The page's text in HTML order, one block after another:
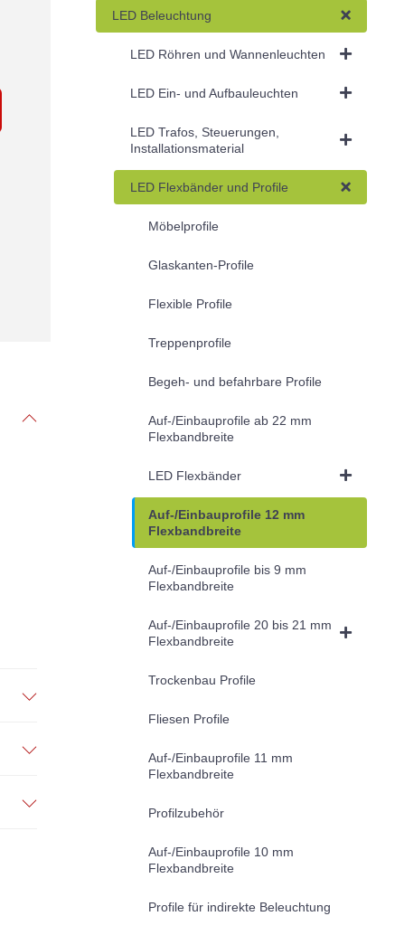
LED Beleuchtung
LED Röhren und Wannenleuchten
LED Ein- und Aufbauleuchten
LED Trafos, Steuerungen,
Installationsmaterial
LED Flexbänder und Profile
Möbelprofile
Glaskanten-Profile
Flexible Profile
Treppenprofile
Begeh- und befahrbare Profile
Auf-/Einbauprofile ab 22 mm
Flexbandbreite
LED Flexbänder
Auf-/Einbauprofile 12 mm
Flexbandbreite
Auf-/Einbauprofile bis 9 mm
Flexbandbreite
Auf-/Einbauprofile 20 bis 21 mm
Flexbandbreite
Trockenbau Profile
Fliesen Profile
Auf-/Einbauprofile 11 mm
Flexbandbreite
Profilzubehör
Auf-/Einbauprofile 10 mm
Flexbandbreite
Profile für indirekte Beleuchtung